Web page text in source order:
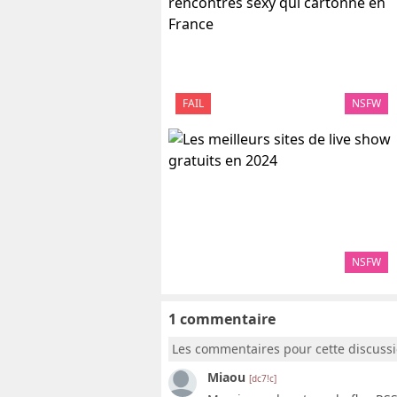
FAIL NSFW
NSFW
1 commentaire
Les commentaires pour cette
Miaou [dc7!c]